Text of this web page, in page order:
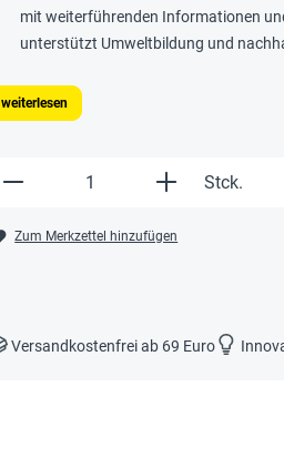
mit weiterführenden Informationen
unterstützt Umweltbildung und
weiterlesen
Produkt Anzahl: Gib
Stck.
Zum Merkzettel hinzufügen
Versandkostenfrei ab 69 Euro